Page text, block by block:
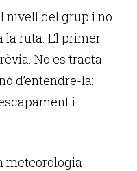
nivell del grup i no
la ruta. El primer
No es tracta
d’entendre-la:
i
meteorologia